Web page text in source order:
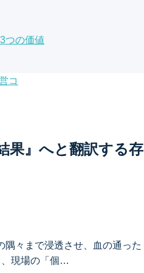
つの価値
果』へと翻訳する存
々まで浸透させ、血の通った
、現場の「個…